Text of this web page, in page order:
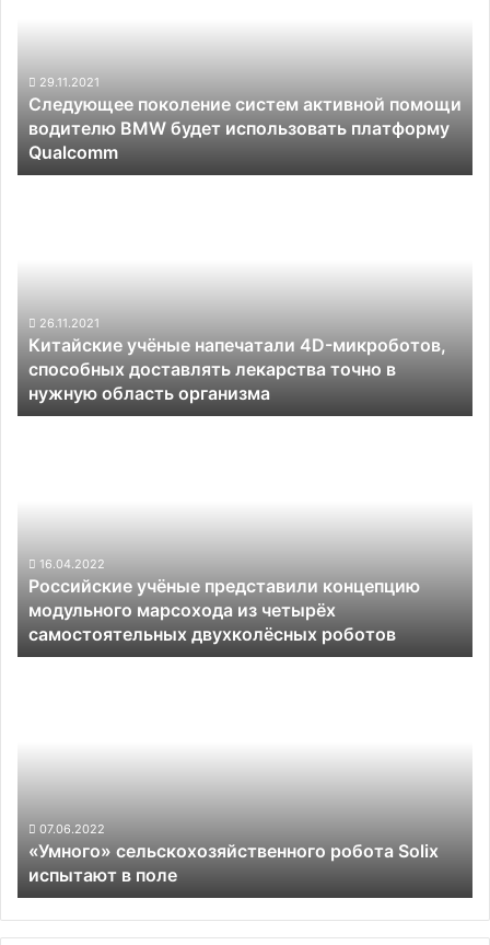
BMW
будет
использовать
платформу
Qualcomm
29.11.2021
Следующее поколение систем активной помощи
водителю BMW будет использовать платформу
Qualcomm
доставлять
лекарства
точно
нужную
26.11.2021
Китайские учёные напечатали 4D-микроботов,
способных доставлять лекарства точно в
нужную область организма
из
четырёх
самостоятельных
двухколёсных
роботов
16.04.2022
Российские учёные представили концепцию
модульного марсохода из четырёх
самостоятельных двухколёсных роботов
07.06.2022
«Умного» сельскохозяйственного робота Solix
испытают в поле